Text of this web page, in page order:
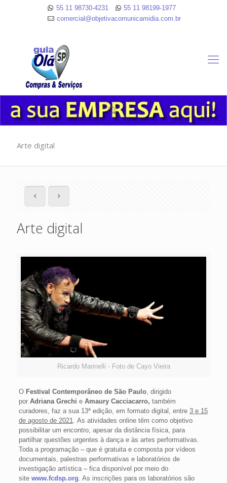
55 11 98730-4231
55 11 98199-1977
comercial@objetivacomunicamidia.com.br
Arte digital
Arte digital
Ricardo Marinelli - Foto de Cayo Vieira
O Festival Contemporâneo de São Paulo, dirigido
por Adriana Grechi e Amaury Cacciacarro, também
curadores, faz a sua 13ª edição, em formato digital, entre 3 e 15
de agosto de 2021. As atividades online têm como objetivo
possibilitar um encontro, apesar da distância física, para
partilhar questões urgentes à dança e às artes performativas.
Toda a programação – que é gratuita e composta por vídeos
documentais, palestras performativas e laboratórios de
investigação artística – fica disponível por meio do
site www.fcdsp.org. As inscrições para os laboratórios são